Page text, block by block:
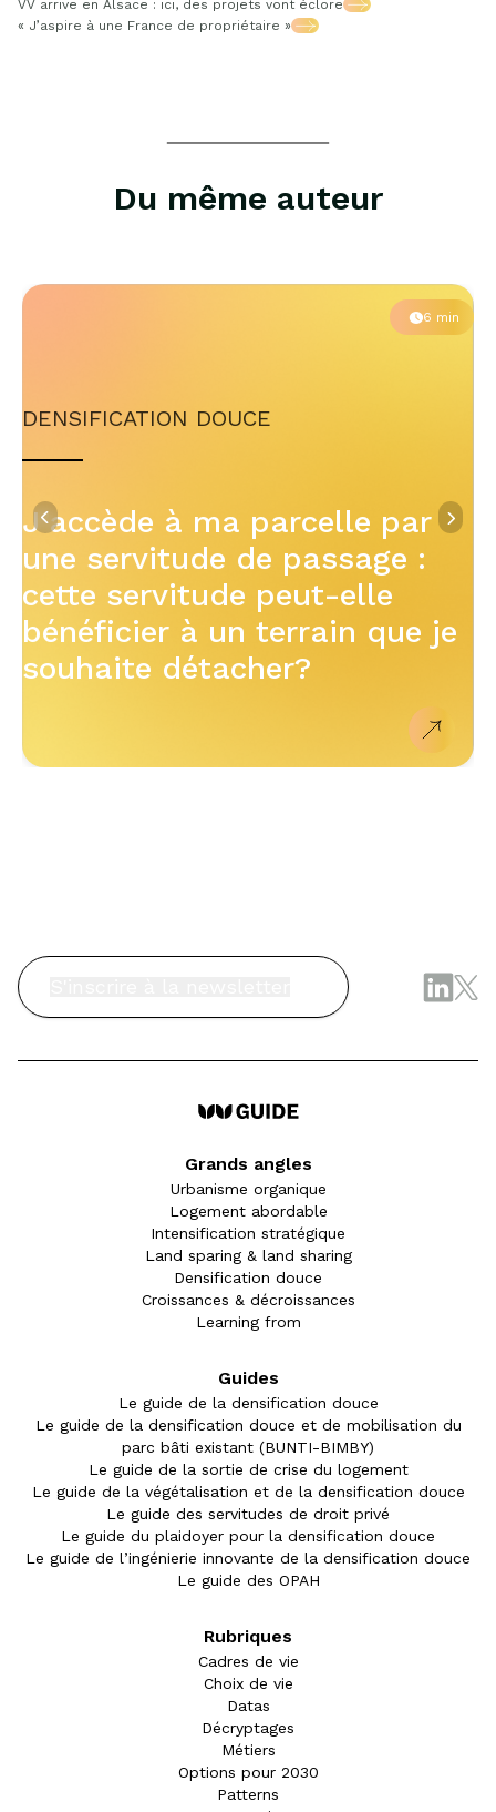
VV arrive en Alsace : ici, des projets vont éclore
« J’aspire à une France de propriétaire »
Du même auteur
6 min
DENSIFICATION DOUCE
J’accède à ma parcelle par
une servitude de passage :
cette servitude peut-elle
bénéficier à un terrain que je
souhaite détacher?
Grands angles
Urbanisme organique
Logement abordable
Intensification stratégique
Land sparing & land sharing
Densification douce
Croissances & décroissances
Learning from
Guides
Le guide de la densification douce
Le guide de la densification douce et de mobilisation du
parc bâti existant (BUNTI-BIMBY)
Le guide de la sortie de crise du logement
Le guide de la végétalisation et de la densification douce
Le guide des servitudes de droit privé
Le guide du plaidoyer pour la densification douce
Le guide de l’ingénierie innovante de la densification douce
Le guide des OPAH
Rubriques
Cadres de vie
Choix de vie
Datas
Décryptages
Métiers
Options pour 2030
Patterns